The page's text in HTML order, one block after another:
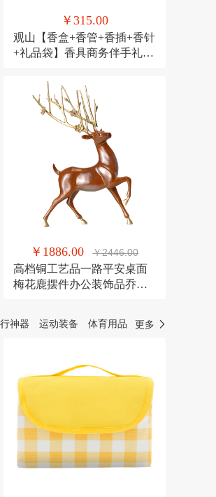
￥315.00
观山【香盒+香管+香插+香针
+礼品袋】香具商务伴手礼套
￥1886.00 ￥2446.00
高档铜工艺品一路平安桌面
梅花鹿摆件办公装饰品乔迁
神器 运动装备 体育用品 更多